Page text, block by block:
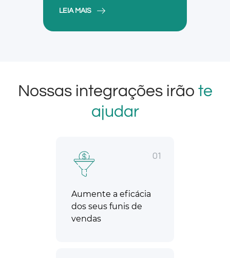
LEIA MAIS
Nossas integrações irão te
ajudar
01
Aumente a eficácia
dos seus funis de
vendas